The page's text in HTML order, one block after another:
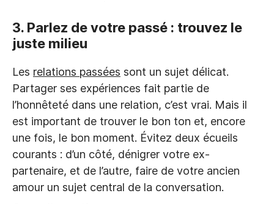
3. Parlez de votre passé : trouvez le
juste milieu
Les relations passées sont un sujet délicat.
Partager ses expériences fait partie de
l’honnêteté dans une relation, c’est vrai. Mais il
est important de trouver le bon ton et, encore
une fois, le bon moment. Évitez deux écueils
courants : d’un côté, dénigrer votre ex-
partenaire, et de l’autre, faire de votre ancien
amour un sujet central de la conversation.